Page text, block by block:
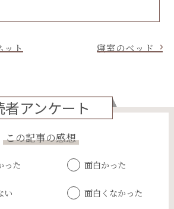
ト 寝室のベッド
者アンケート
この記事の感想
った 面白かった
い 面白くなかった